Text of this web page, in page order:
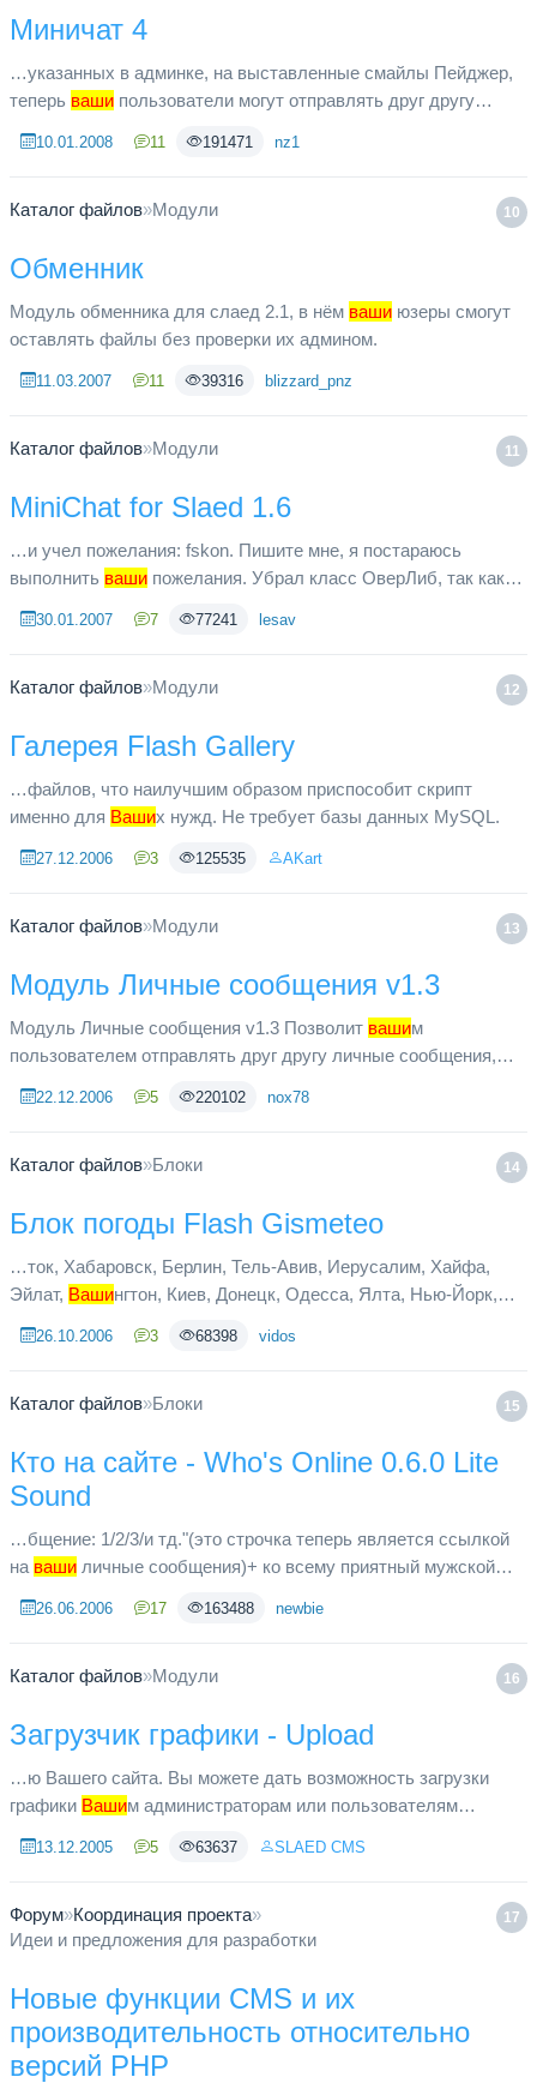
Миничат 4
…указанных в админке, на выставленные смайлы Пейджер,
теперь ваши пользователи могут отправлять друг другу
прочтении сообщения ...
10.01.2008 11 191471 nz1
10
Каталог файлов»Модули
Обменник
Модуль обменника для слаед 2.1, в нём ваши юзеры смогут
оставлять файлы без проверки их админом.
11.03.2007 11 39316 blizzard_pnz
11
Каталог файлов»Модули
MiniChat for Slaed 1.6
…и учел пожелания: fskon. Пишите мне, я постараюсь
выполнить ваши пожелания. Убрал класс ОверЛиб, так как
броузерах. Убрал ограничени...
30.01.2007 7 77241 lesav
12
Каталог файлов»Модули
Галерея Flash Gallery
…файлов, что наилучшим образом приспособит скрипт
именно для Ваших нужд. Не требует базы данных MySQL.
27.12.2006 3 125535 AKart
13
Каталог файлов»Модули
Модуль Личные сообщения v1.3
Модуль Личные сообщения v1.3 Позволит вашим
пользователем отправлять друг другу личные сообщения,
послать администрации сайта жалоб...
22.12.2006 5 220102 nox78
14
Каталог файлов»Блоки
Блок погоды Flash Gismeteo
…ток, Хабаровск, Берлин, Тель-Авив, Иерусалим, Хайфа,
Эйлат, Вашингтон, Киев, Донецк, Одесса, Ялта, Нью-Йорк,
городу на неделю ...
26.10.2006 3 68398 vidos
15
Каталог файлов»Блоки
Кто на сайте - Who's Online 0.6.0 Lite
Sound
…бщение: 1/2/3/и тд."(это строчка теперь является ссылкой
на ваши личные сообщения)+ ко всему приятный мужской
(Сразу слыш...
26.06.2006 17 163488 newbie
16
Каталог файлов»Модули
Загрузчик графики - Upload
…ю Вашего сайта. Вы можете дать возможность загрузки
графики Вашим администраторам или пользователям
модулей, и активируйт...
13.12.2005 5 63637 SLAED CMS
17
Форум»Координация проекта»
Идеи и предложения для разработки
Новые функции CMS и их
производительность относительно
версий PHP